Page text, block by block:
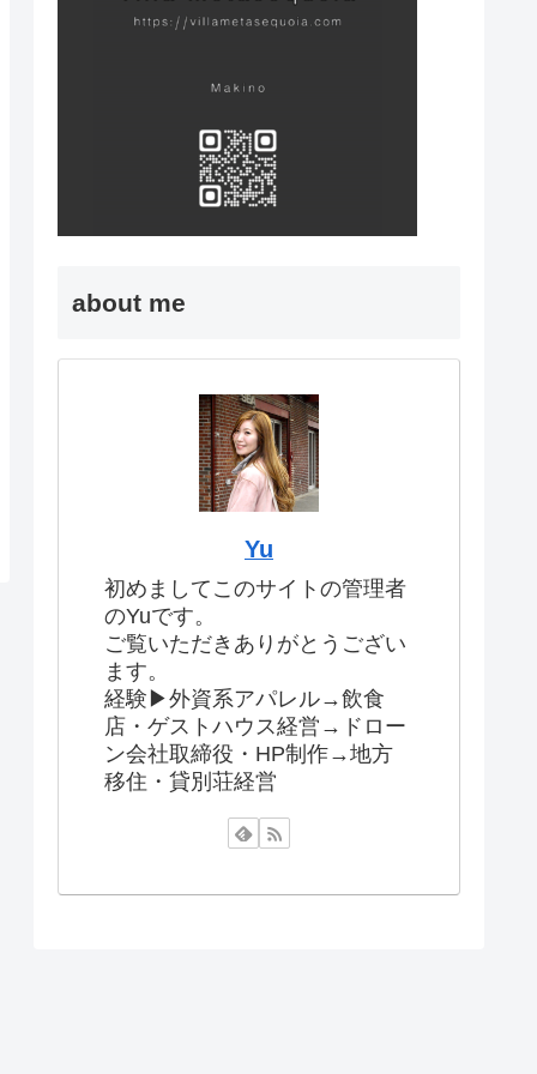
about me
Yu
初めましてこのサイトの管理者
のYuです。
ご覧いただきありがとうござい
ます。
経験▶︎外資系アパレル→飲食
店・ゲストハウス経営→ドロー
ン会社取締役・HP制作→地方
移住・貸別荘経営